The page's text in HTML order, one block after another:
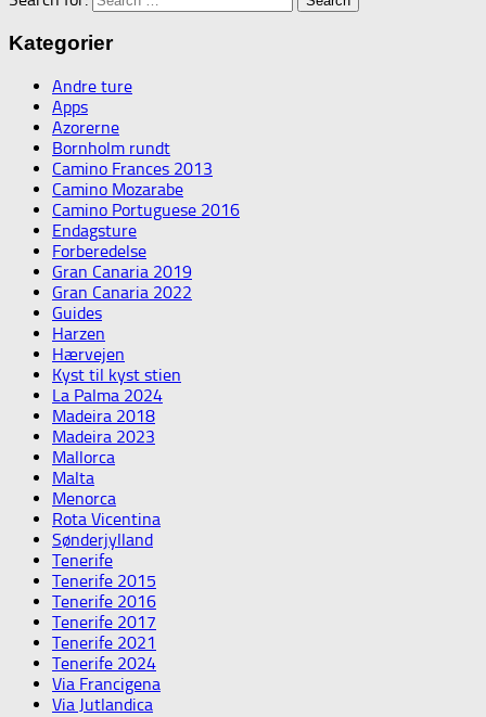
Kategorier
Andre ture
Apps
Azorerne
Bornholm rundt
Camino Frances 2013
Camino Mozarabe
Camino Portuguese 2016
Endagsture
Forberedelse
Gran Canaria 2019
Gran Canaria 2022
Guides
Harzen
Hærvejen
Kyst til kyst stien
La Palma 2024
Madeira 2018
Madeira 2023
Mallorca
Malta
Menorca
Rota Vicentina
Sønderjylland
Tenerife
Tenerife 2015
Tenerife 2016
Tenerife 2017
Tenerife 2021
Tenerife 2024
Via Francigena
Via Jutlandica